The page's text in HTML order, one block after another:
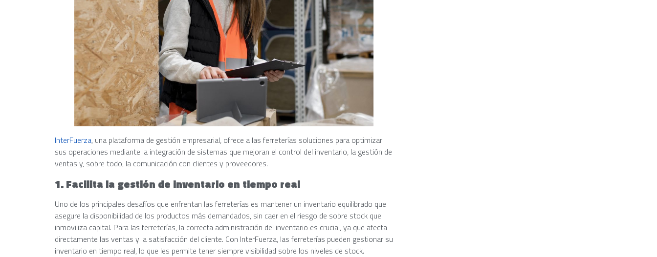
InterFuerza, una plataforma de gestión empresarial, ofrece a las ferreterías soluciones para optimizar
sus operaciones mediante la integración de sistemas que mejoran el control del inventario, la gestión de
ventas y, sobre todo, la comunicación con clientes y proveedores.
1. Facilita la gestión de inventario en tiempo real
Uno de los principales desafíos que enfrentan las ferreterías es mantener un inventario equilibrado que
asegure la disponibilidad de los productos más demandados, sin caer en el riesgo de sobre stock que
inmoviliza capital. Para las ferreterías, la correcta administración del inventario es crucial, ya que afecta
directamente las ventas y la satisfacción del cliente. Con InterFuerza, las ferreterías pueden gestionar su
inventario en tiempo real, lo que les permite tener siempre visibilidad sobre los niveles de stock.